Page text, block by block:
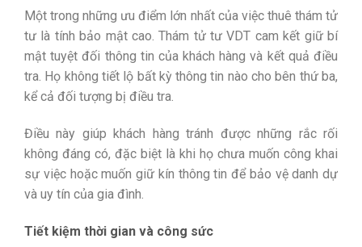
Một trong những ưu điểm lớn nhất của việc thuê thám tử
tư là tính bảo mật cao. Thám tử tư VDT cam kết giữ bí
mật tuyệt đối thông tin của khách hàng và kết quả điều
tra. Họ không tiết lộ bất kỳ thông tin nào cho bên thứ ba,
kể cả đối tượng bị điều tra.
Điều này giúp khách hàng tránh được những rắc rối
không đáng có, đặc biệt là khi họ chưa muốn công khai
sự việc hoặc muốn giữ kín thông tin để bảo vệ danh dự
và uy tín của gia đình.
Tiết kiệm thời gian và công sức